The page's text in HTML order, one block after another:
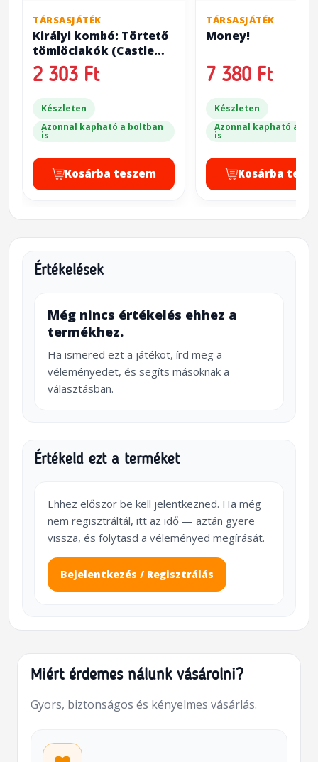
TÁRSASJÁTÉK
Királyi kombó: Törtető
tömlöclakók (Castle
Combo: Out of the
Oubliette!)
2 303 Ft
Készleten
Azonnal kapható a boltban
is
Kosárba teszem
TÁRSASJÁTÉK
Money!
7 380 Ft
Készleten
Azonnal kapható a
is
Kosárba
Értékelések
Még nincs értékelés ehhez a
termékhez.
Ha ismered ezt a játékot, írd meg a
véleményedet, és segíts másoknak a
választásban.
Értékeld ezt a terméket
Ehhez először be kell jelentkezned. Ha még
nem regisztráltál, itt az idő — aztán gyere
vissza, és folytasd a véleményed megírását.
Bejelentkezés / Regisztrálás
Miért érdemes nálunk vásárolni?
Gyors, biztonságos és kényelmes vásárlás.